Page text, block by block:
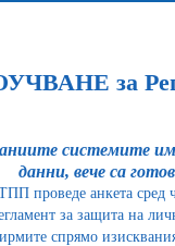
за
системите
данни, вече са
проведе анкета сред
за защита на
спрямо